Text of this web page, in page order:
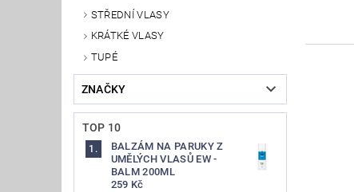
STŘEDNÍ VLASY
KRÁTKÉ VLASY
TUPÉ
ZNAČKY
TOP 10
BALZÁM NA PARUKY Z
UMĚLÝCH VLASŮ EW -
BALM 200ML
259 Kč